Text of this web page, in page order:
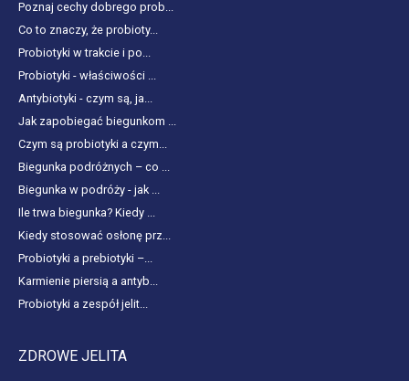
Poznaj cechy dobrego prob...
Co to znaczy, że probioty...
Probiotyki w trakcie i po...
Probiotyki - właściwości ...
Antybiotyki - czym są, ja...
Jak zapobiegać biegunkom ...
Czym są probiotyki a czym...
Biegunka podróżnych – co ...
Biegunka w podróży - jak ...
Ile trwa biegunka? Kiedy ...
Kiedy stosować osłonę prz...
Probiotyki a prebiotyki –...
Karmienie piersią a antyb...
Probiotyki a zespół jelit...
ZDROWE JELITA